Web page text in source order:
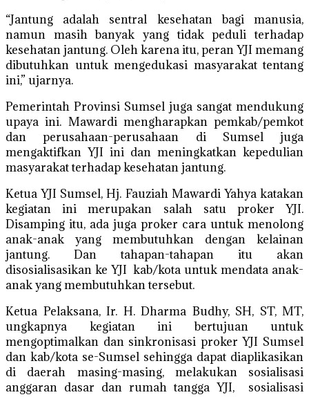
“Jantung adalah sentral kesehatan bagi manusia,
namun masih banyak yang tidak peduli terhadap
kesehatan jantung. Oleh karena itu, peran YJI memang
dibutuhkan untuk mengedukasi masyarakat tentang
ini,” ujarnya.
Pemerintah Provinsi Sumsel juga sangat mendukung
upaya ini. Mawardi mengharapkan pemkab/pemkot
dan perusahaan-perusahaan di Sumsel juga
mengaktifkan YJI ini dan meningkatkan kepedulian
masyarakat terhadap kesehatan jantung.
Ketua YJI Sumsel, Hj. Fauziah Mawardi Yahya katakan
kegiatan ini merupakan salah satu proker YJI.
Disamping itu, ada juga proker cara untuk menolong
anak-anak yang membutuhkan dengan kelainan
jantung. Dan tahapan-tahapan itu akan
disosialisasikan ke YJI kab/kota untuk mendata anak-
anak yang membutuhkan tersebut.
Ketua Pelaksana, Ir. H. Dharma Budhy, SH, ST, MT,
ungkapnya kegiatan ini bertujuan untuk
mengoptimalkan dan sinkronisasi proker YJI Sumsel
dan kab/kota se-Sumsel sehingga dapat diaplikasikan
di daerah masing-masing, melakukan sosialisasi
anggaran dasar dan rumah tangga YJI, sosialisasi